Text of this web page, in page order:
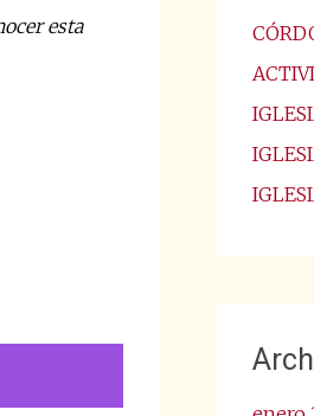
esta